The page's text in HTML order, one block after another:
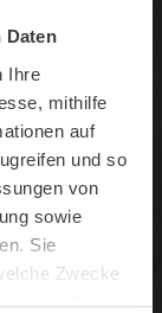
Daten
Ihre
mithilfe
auf
und so
von
sowie
Sie
Zwecke
über die